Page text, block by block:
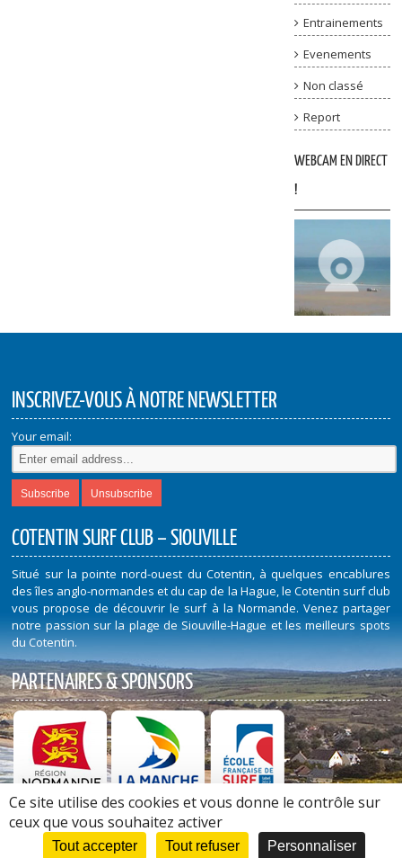
Entrainements
Evenements
Non classé
Report
WEBCAM EN DIRECT
!
INSCRIVEZ-VOUS À NOTRE NEWSLETTER
Your email:
COTENTIN SURF CLUB – SIOUVILLE
Situé sur la pointe nord-ouest du Cotentin, à quelques encablures
des îles anglo-normandes et du cap de la Hague, le Cotentin surf club
vous propose de découvrir le surf à la Normande. Venez partager
notre passion sur la plage de Siouville-Hague et les meilleurs spots
du Cotentin.
PARTENAIRES & SPONSORS
Découvrez nos Partenaires et Sponsors
Ce site utilise des cookies et vous donne le contrôle sur
ceux que vous souhaitez activer
Tout accepter Tout refuser Personnaliser